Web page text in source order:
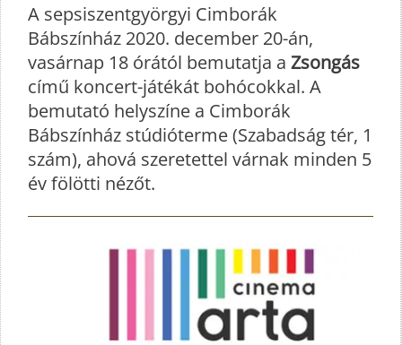
A sepsiszentgyörgyi Cimborák
Bábszínház 2020. december 20-án,
vasárnap 18 órától bemutatja a Zsongás
című koncert-játékát bohócokkal. A
bemutató helyszíne a Cimborák
Bábszínház stúdióterme (Szabadság tér, 1
szám), ahová szeretettel várnak minden 5
év fölötti nézőt.